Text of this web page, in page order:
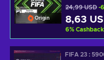
Origin
24,99 USD -
8,63
6%
FIFA 23 :